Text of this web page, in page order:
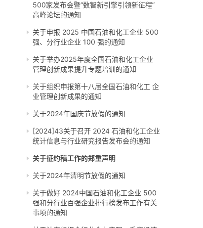
500家发布会暨“数智新引擎引领新征程”
高峰论坛的通知
关于申报 2025 中国石油和化工企业 500
强、分行业企业 100 强的通知
关于举办2025年度全国石油和化工企业
管理创新成果提升专题培训的通知
关于组织申报第十八届全国石油和化工 企
业管理创新成果的通知
关于2024年国庆节放假的通知
[2024]43关于召开 2024 石油和化工企业
统计信息与行业研究报告发布会的通知
关于征约稿工作的郑重声明
关于2024年清明节放假的通知
关于做好 2024中国石油和化工企业 500
强和分行业百强企业排行榜发布工作有关
事项的通知